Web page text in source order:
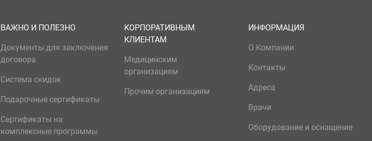
ВАЖНО И ПОЛЕЗНО
Документы для заключения
договора
Система скидок
Подарочные сертификаты
Сертификаты на
комплексные программы
КОРПОРАТИВНЫМ
КЛИЕНТАМ
Медицинским
организациям
Прочим организациям
ИНФОРМАЦИЯ
О Компании
Контакты
Адреса
Врачи
Оборудование и оснащение